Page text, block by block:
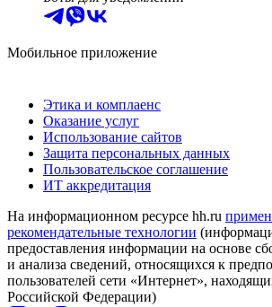
Мобильное приложение
Этика и комплаенс
Оказание услуг
Использование сайтов
Защита персональных данных
Пользовательское соглашение
ИТ аккредитация
На информационном ресурсе hh.ru
рекомендательные технологии
предоставления информации на основе
и анализа сведений, относящихся к
пользователей сети «Интернет»,
Российской Федерации)